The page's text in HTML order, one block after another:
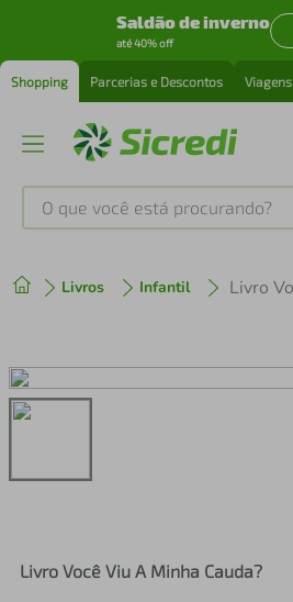
Saldão de inverno
até 40% off
Shopping Parcerias e Descontos Viagens
O que você está procurando?
Livros Infantil
Livro Você Viu A Minha Cauda?
2º cafeteira